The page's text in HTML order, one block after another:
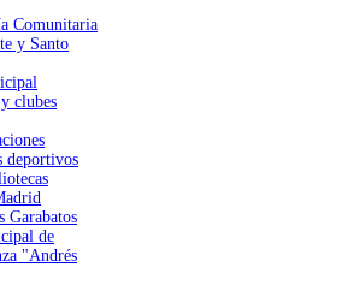
Comunitaria
y Santo
clubes
deportivos
Garabatos
de
"Andrés